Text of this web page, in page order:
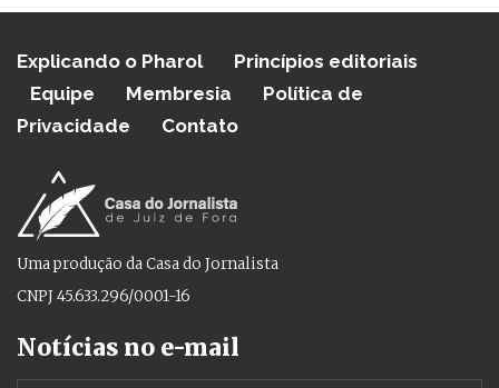
Explicando o Pharol
Princípios editoriais
Equipe
Membresia
Política de
Privacidade
Contato
Uma produção da Casa do Jornalista
CNPJ 45.633.296/0001-16
Notícias no e-mail